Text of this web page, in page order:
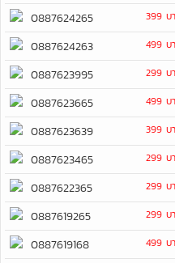
0887624265 399 บ
0887624263 499 บ
0887623995 299 บ
0887623665 499 บ
0887623639 399 บ
0887623465 299 บ
0887622365 299 บ
0887619265 299 บ
0887619168 499 บ